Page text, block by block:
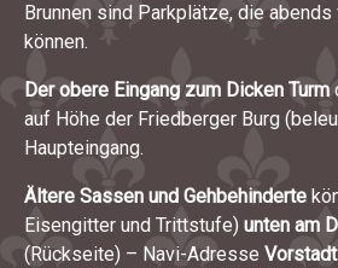
Brunnen sind Parkplätze, die
können.
Der obere Eingang zum Dicken Turm
auf Höhe der Friedberger Burg
Haupteingang.
Ältere Sassen und Gehbehinderte
Eisengitter und Trittstufe) unten am
(Rückseite) – Navi-Adresse